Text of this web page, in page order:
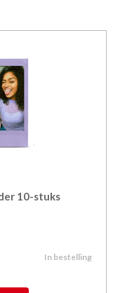
10-stuks
In bestelling